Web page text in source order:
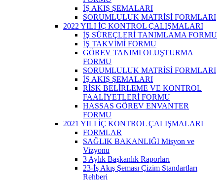
İŞ AKIŞ ŞEMALARI
SORUMLULUK MATRİSİ FORMLARI
2022 YILI İÇ KONTROL ÇALIŞMALARI
İŞ SÜREÇLERİ TANIMLAMA FORMU
İŞ TAKVİMİ FORMU
GÖREV TANIMI OLUŞTURMA
FORMU
SORUMLULUK MATRİSİ FORMLARI
İŞ AKIŞ ŞEMALARI
RİSK BELİRLEME VE KONTROL
FAALİYETLERİ FORMU
HASSAS GÖREV ENVANTER
FORMU
2021 YILI İÇ KONTROL ÇALIŞMALARI
FORMLAR
SAĞLIK BAKANLIĞI Misyon ve
Vizyonu
3 Aylık Başkanlık Raporları
23-İş Akış Şeması Çizim Standartları
Rehberi